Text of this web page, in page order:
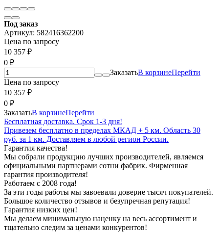
Под заказ
Артикул: 582416362200
Цена по запросу
10 357 ₽
0 ₽
ЗаказатьВ корзинеПерейти
Цена по запросу
10 357 ₽
0 ₽
ЗаказатьВ корзинеПерейти
Бесплатная доставка. Срок 1-3 дня!
Привезем бесплатно в пределах МКАД + 5 км. Область 30
руб. за 1 км. Доставляем в любой регион России.
Гарантия качества!
Мы собрали продукцию лучших производителей, являемся
официальными партнерами сотни фабрик. Фирменная
гарантия производителя!
Работаем с 2008 года!
За эти годы работы мы завоевали доверие тысяч покупателей.
Большое количество отзывов и безупречная репутация!
Гарантия низких цен!
Мы делаем минимальную наценку на весь ассортимент и
тщательно следим за ценами конкурентов!